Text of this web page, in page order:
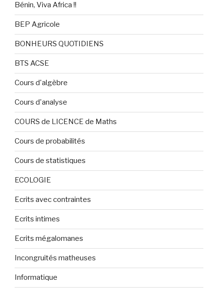
Bénin, Viva Africa !!
BEP Agricole
BONHEURS QUOTIDIENS
BTS ACSE
Cours d'algèbre
Cours d'analyse
COURS de LICENCE de Maths
Cours de probabilités
Cours de statistiques
ECOLOGIE
Ecrits avec contraintes
Ecrits intimes
Ecrits mégalomanes
Incongruités matheuses
Informatique